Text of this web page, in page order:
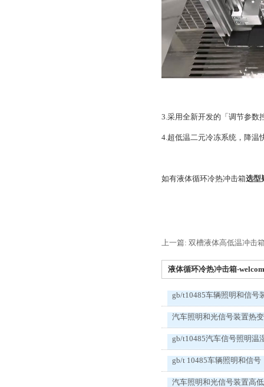
3.采用全新开发的「调节参数
4.超低温二元冷冻系统，降温
如有液体循环冷热冲击箱选型
上一篇: 双槽液体高低温冲击
液体循环冷热冲击箱-
gb/t10485车辆照明和信号
汽车照明和光信号装置热
gb/t10485汽车信号照明温
gb/t 10485车辆照明和信号
汽车照明和光信号装置高